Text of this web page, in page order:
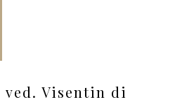
ved. Visentin di